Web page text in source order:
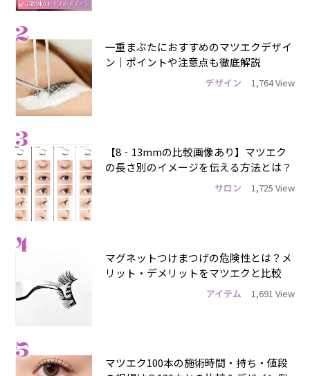
2
一重まぶたにおすすめのマツエクデザイ
ン｜ポイントや注意点も徹底解説
デザイン 1,764 View
3
【8‐13mmの比較画像あり】マツエク
の長さ別のイメージを伝える方法とは？
サロン 1,725 View
4
マグネットつけまつげの危険性とは？メ
リット・デメリットをマツエクと比較
アイテム 1,691 View
5
マツエク100本の施術時間・持ち・値段